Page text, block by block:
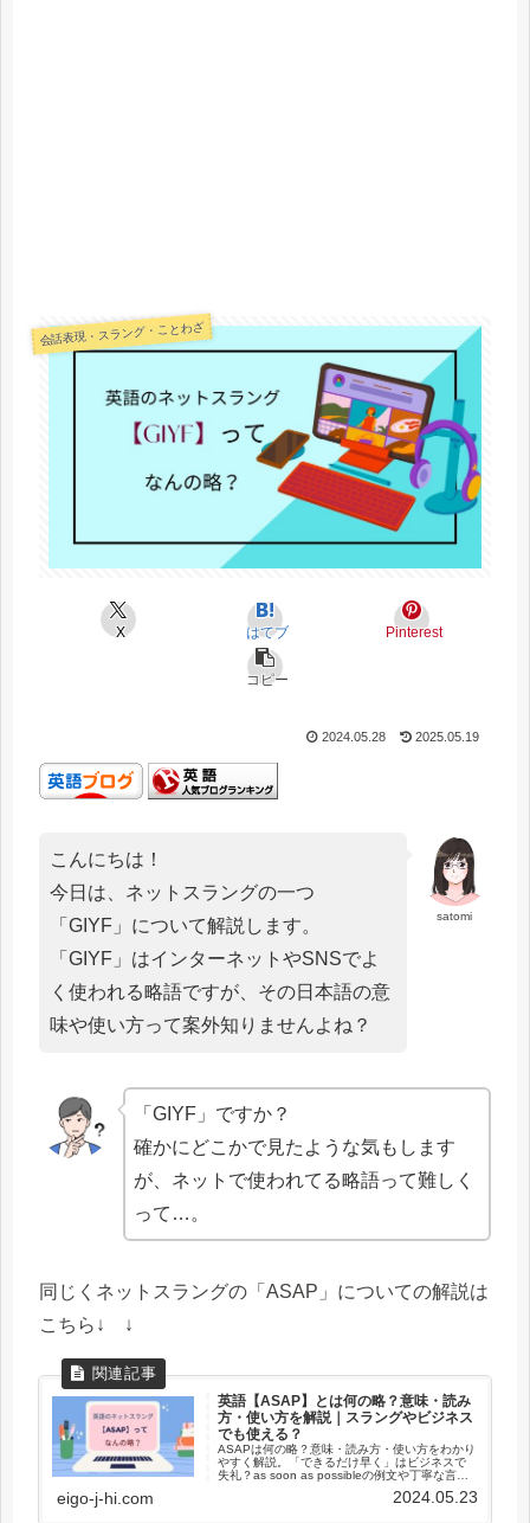
会話表現・スラング・ことわざ
X はてブ Pinterest
コピー
2024.05.28 2025.05.19
satomi
こんにちは！
今日は、ネットスラングの一つ
「GIYF」について解説します。
「GIYF」はインターネットやSNSでよ
く使われる略語ですが、その日本語の意
味や使い方って案外知りませんよね？
「GIYF」ですか？
確かにどこかで見たような気もします
が、ネットで使われてる略語って難しく
って…。
同じくネットスラングの「ASAP」についての解説は
こちら↓ ↓
英語【ASAP】とは何の略？意味・読み
方・使い方を解説｜スラングやビジネス
でも使える？
ASAPは何の略？意味・読み方・使い方をわかり
やすく解説。「できるだけ早く」はビジネスで
失礼？as soon as possibleの例文や丁寧な言い
eigo-j-hi.com 2024.05.23